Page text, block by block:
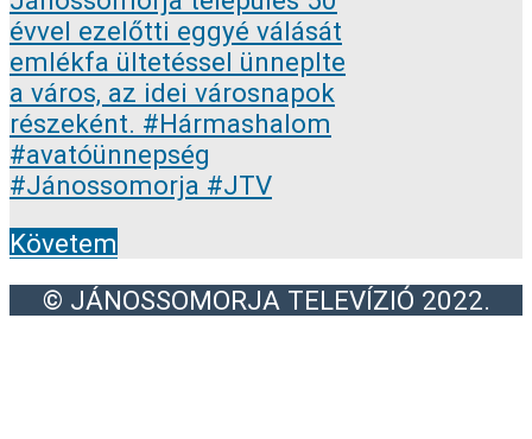
Követem
© JÁNOSSOMORJA TELEVÍZIÓ 2022.